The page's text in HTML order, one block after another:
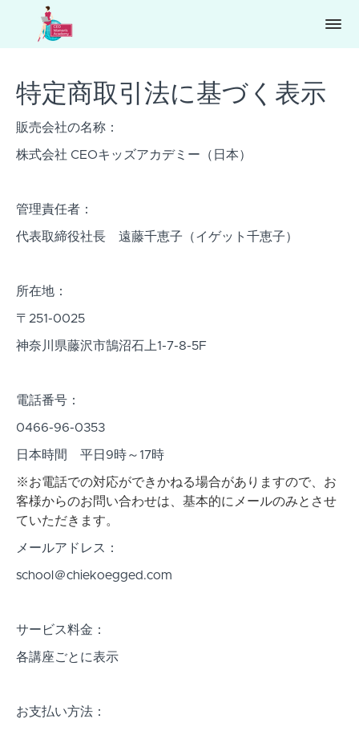
特定商取引法に基づく表示
販売会社の名称：
株式会社 CEOキッズアカデミー（日本）
管理責任者：
代表取締役社長 遠藤千恵子（イゲット千恵子）
所在地：
〒251-0025
神奈川県藤沢市鵠沼石上1-7-8-5F
電話番号：
0466-96-0353
日本時間 平日9時～17時
※お電話での対応ができかねる場合がありますので、お
客様からのお問い合わせは、基本的にメールのみとさせ
ていただきます。
メールアドレス：
school＠chiekoegged.com
サービス料金：
各講座ごとに表示
お支払い方法：